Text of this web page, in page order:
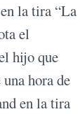
la tira “La
el
hijo que
hora de
en la tira